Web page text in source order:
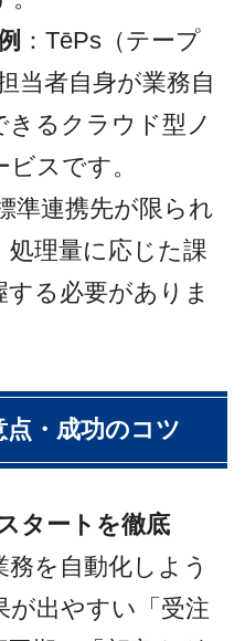
：TēPs（テープ
当者自身が業務自
きるクラウド型ノ
スです。
準連携先が限られ
処理量に応じた課
する必要がありま
・成功のコツ
タートを徹底
を自動化しよう
が出やすい「受注